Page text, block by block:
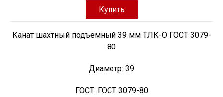
Купить
Канат шахтный подъемный 39 мм ТЛК-О ГОСТ 3079-
80
Диаметр: 39
ГОСТ: ГОСТ 3079-80